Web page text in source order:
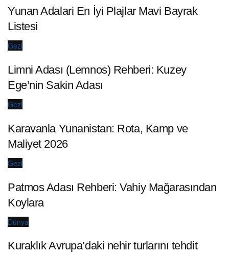
Yunan Adalari En İyi Plajlar Mavi Bayrak
Listesi
Gezi
Limni Adası (Lemnos) Rehberi: Kuzey
Ege’nin Sakin Adası
Gezi
Karavanla Yunanistan: Rota, Kamp ve
Maliyet 2026
Gezi
Patmos Adası Rehberi: Vahiy Mağarasından
Koylara
Dünya
Kuraklık Avrupa’daki nehir turlarını tehdit